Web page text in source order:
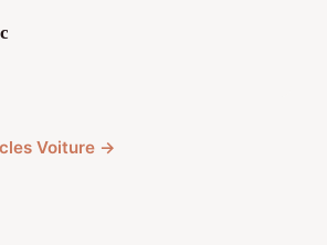
Voiture →